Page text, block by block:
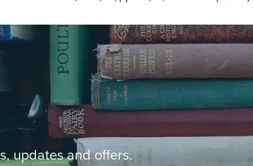
updates and offers.